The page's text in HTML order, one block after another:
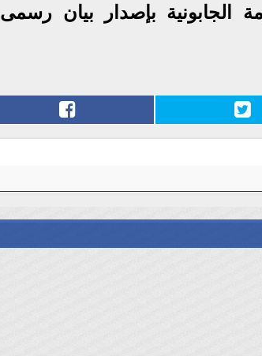
الجابونية بإصدار بيان رسمى